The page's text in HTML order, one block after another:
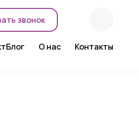
звонок
Блог О нас Контакты